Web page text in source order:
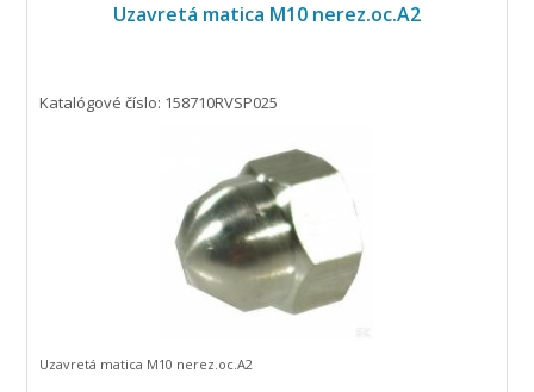
Uzavretá matica M10 nerez.oc.A2
Katalógové číslo: 158710RVSP025
Uzavretá matica M10 nerez.oc.A2